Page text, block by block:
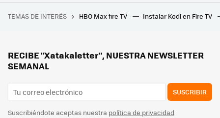
Que la lavadora funcione mejor y durante más tiempo tiene un truco: abrir la tapadera que hay en la parte inferior
"Lo está causando el propio océano": el mayor experto mundial en la Corriente del Golfo tiene una mala noticia sobre el corazón del Atlántico
TEMAS DE INTERÉS HBO Max fire TV Instalar Kodi en Fire TV
RECIBE "Xatakaletter", NUESTRA NEWSLETTER
SEMANAL
SUSCRIBIR
Suscribiéndote aceptas nuestra política de privacidad